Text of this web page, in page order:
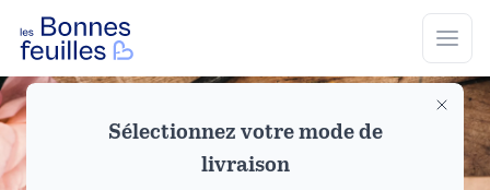
Les Bonnes Feuilles
Sélectionnez votre mode de
livraison